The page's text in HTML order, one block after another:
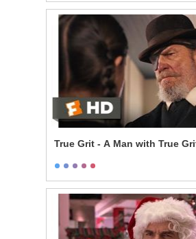
True Grit - A Man with True